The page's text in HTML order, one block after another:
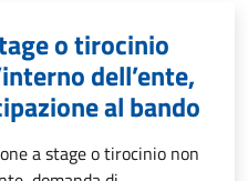
o tirocinio
dell’ente,
al bando
a stage o tirocinio non